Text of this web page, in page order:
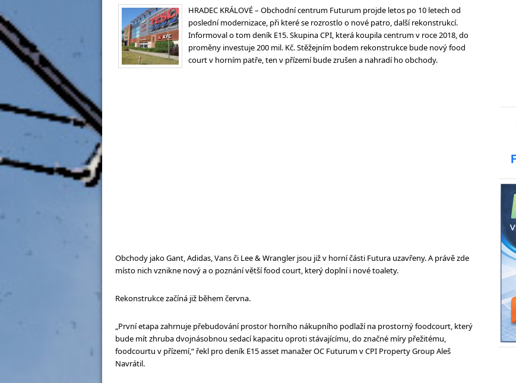
HRADEC KRÁLOVÉ – Obchodní centrum Futurum projde letos po 10 letech od
poslední modernizace, při které se rozrostlo o nové patro, další rekonstrukcí.
Informoval o tom deník E15. Skupina CPI, která koupila centrum v roce 2018, do
proměny investuje 200 mil. Kč. Stěžejním bodem rekonstrukce bude nový food
court v horním patře, ten v přízemí bude zrušen a nahradí ho obchody.
Obchody jako Gant, Adidas, Vans či Lee & Wrangler jsou již v horní části Futura uzavřeny. A právě zde
místo nich vznikne nový a o poznání větší food court, který doplní i nové toalety.
Rekonstrukce začíná již během června.
„První etapa zahrnuje přebudování prostor horního nákupního podlaží na prostorný foodcourt, který
bude mít zhruba dvojnásobnou sedací kapacitu oproti stávajícímu, do značné míry přežitému,
foodcourtu v přízemí,“ řekl pro deník E15 asset manažer OC Futurum v CPI Property Group Aleš
Navrátil.